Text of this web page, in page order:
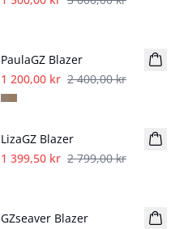
PaulaGZ Blazer
1 200,00 kr 2 400,00 kr
- 50%
LizaGZ Blazer
1 399,50 kr 2 799,00 kr
GZseaver Blazer